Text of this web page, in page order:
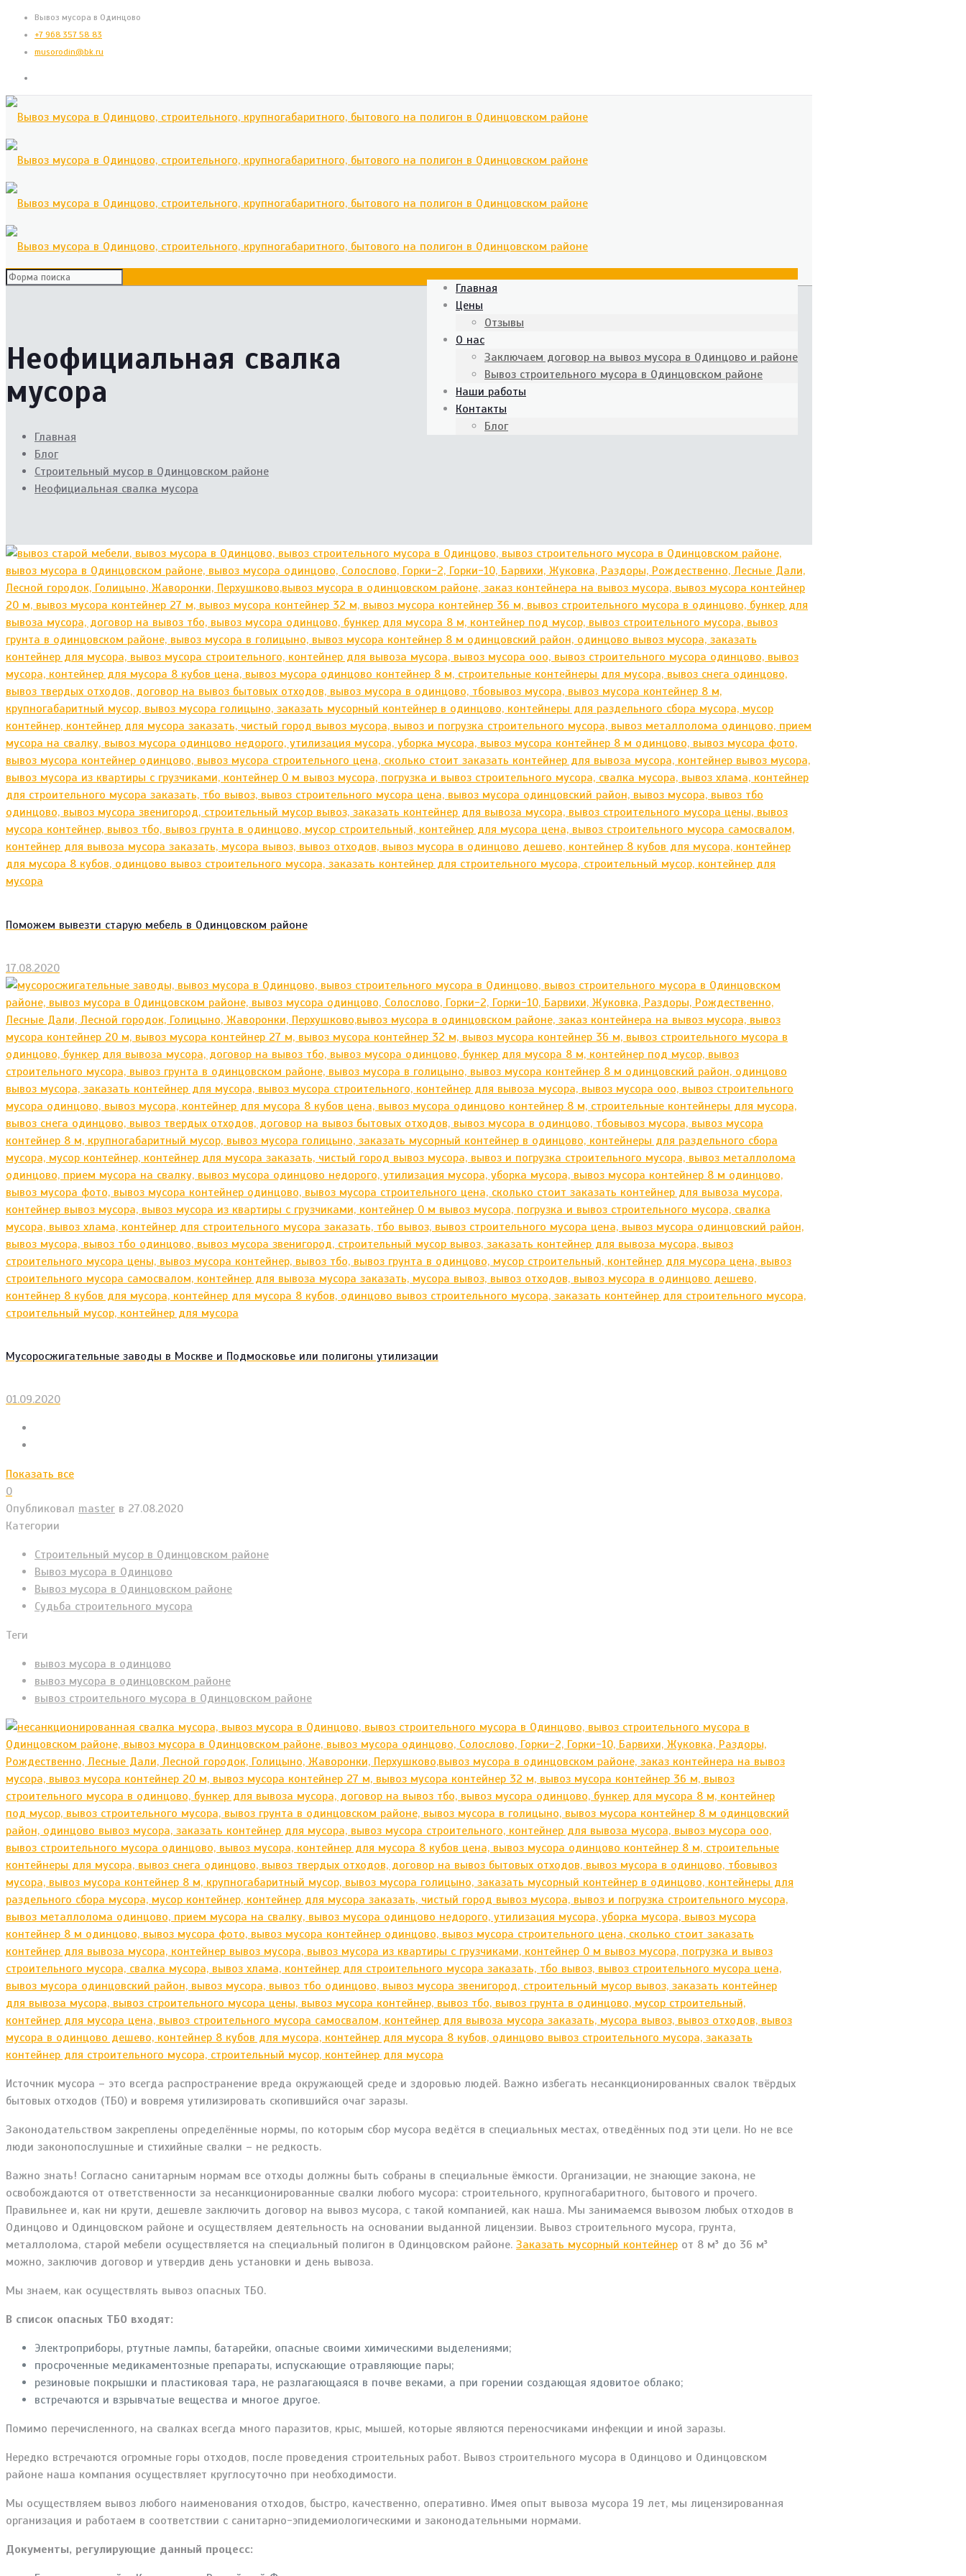
Вывоз мусора в Одинцово
+7 968 357 58 83
musorodin@bk.ru
Главная
Цены
Отзывы
О нас
Заключаем договор на вывоз мусора в Одинцово и районе
Вывоз строительного мусора в Одинцовском районе
Наши работы
Контакты
Блог
Неофициальная свалка
мусора
Главная
Блог
Cтроительный мусор в Одинцовском районе
Неофициальная свалка мусора
Поможем вывезти старую мебель в Одинцовском районе
17.08.2020
Мусоросжигательные заводы в Москве и Подмосковье или полигоны утилизации
01.09.2020
Показать все
0
Опубликовал master в 27.08.2020
Категории
Cтроительный мусор в Одинцовском районе
Вывоз мусора в Одинцово
Вывоз мусора в Одинцовском районе
Судьба строительного мусора
Теги
вывоз мусора в одинцово
вывоз мусора в одинцовском районе
вывоз строительного мусора в Одинцовском районе
Источник мусора – это всегда распространение вреда окружающей среде и здоровью людей. Важно избегать несанкционированных свалок твёрдых
бытовых отходов (ТБО) и вовремя утилизировать скопившийся очаг заразы.
Законодательством закреплены определённые нормы, по которым сбор мусора ведётся в специальных местах, отведённых под эти цели. Но не все
люди законопослушные и стихийные свалки – не редкость.
Важно знать! Согласно санитарным нормам все отходы должны быть собраны в специальные ёмкости. Организации, не знающие закона, не
освобождаются от ответственности за несанкционированные свалки любого мусора: строительного, крупногабаритного, бытового и прочего.
Правильнее и, как ни крути, дешевле заключить договор на вывоз мусора, с такой компанией, как наша. Мы занимаемся вывозом любых отходов в
Одинцово и Одинцовском районе и осуществляем деятельность на основании выданной лицензии. Вывоз строительного мусора, грунта,
металлолома, старой мебели осуществляется на специальный полигон в Одинцовском районе. Заказать мусорный контейнер от 8 м³ до 36 м³
можно, заключив договор и утвердив день установки и день вывоза.
Мы знаем, как осуществлять вывоз опасных ТБО.
В список опасных ТБО входят:
Электроприборы, ртутные лампы, батарейки, опасные своими химическими выделениями;
просроченные медикаментозные препараты, испускающие отравляющие пары;
резиновые покрышки и пластиковая тара, не разлагающаяся в почве веками, а при горении создающая ядовитое облако;
встречаются и взрывчатые вещества и многое другое.
Помимо перечисленного, на свалках всегда много паразитов, крыс, мышей, которые являются переносчиками инфекции и иной заразы.
Нередко встречаются огромные горы отходов, после проведения строительных работ. Вывоз строительного мусора в Одинцово и Одинцовском
районе наша компания осуществляет круглосуточно при необходимости.
Мы осуществляем вывоз любого наименования отходов, быстро, качественно, оперативно. Имея опыт вывоза мусора 19 лет, мы лицензированная
организация и работаем в соответствии с санитарно-эпидемиологическими и законодательными нормами.
Документы, регулирующие данный процесс: